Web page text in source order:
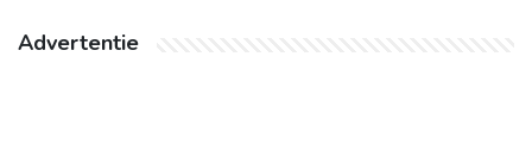
Advertentie